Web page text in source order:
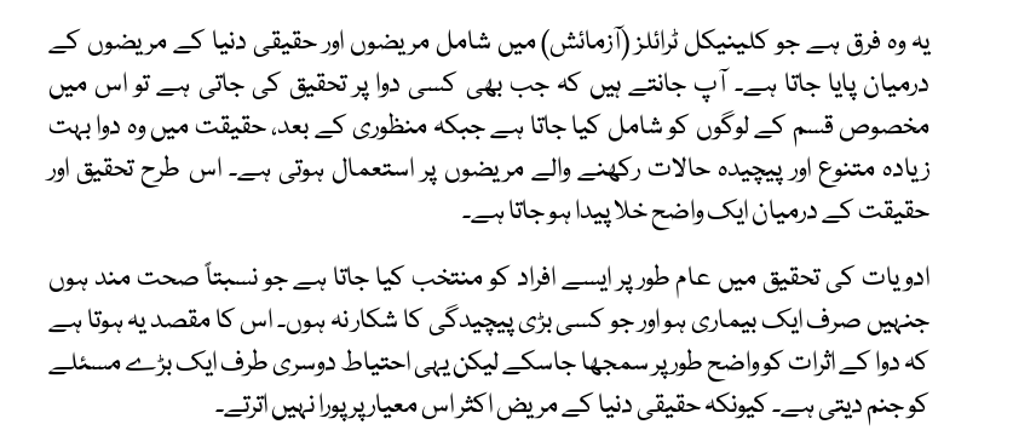
یہ وہ فرق ہے جو کلینیکل ٹرائلز (آزمائش) میں شامل مریضوں اور حقیقی دنیا کے مریضوں کے
درمیان پایا جاتا ہے۔ آپ جانتے ہیں کہ جب بھی کسی دوا پر تحقیق کی جاتی ہے تو اس میں
مخصوص قسم کے لوگوں کو شامل کیا جاتا ہے جبکہ منظوری کے بعد، حقیقت میں وہ دوا بہت
زیادہ متنوع اور پیچیدہ حالات رکھنے والے مریضوں پر استعمال ہوتی ہے۔ اس طرح تحقیق اور
حقیقت کے درمیان ایک واضح خلا پیدا ہو جاتا ہے۔
ادویات کی تحقیق میں عام طور پر ایسے افراد کو منتخب کیا جاتا ہے جو نسبتاً صحت مند ہوں
جنہیں صرف ایک بیماری ہو اور جو کسی بڑی پیچیدگی کا شکار نہ ہوں۔ اس کا مقصد یہ ہوتا ہے
کہ دوا کے اثرات کو واضح طور پر سمجھا جاسکے لیکن یہی احتیاط دوسری طرف ایک بڑے مسئلے
کو جنم دیتی ہے۔ کیونکہ حقیقی دنیا کے مریض اکثر اس معیار پر پورا نہیں اترتے۔